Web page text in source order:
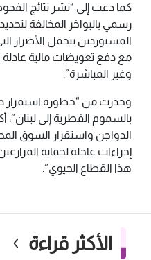
كما دعت إلى “نشر نتائج
رسمي بالبواخر المخالفة
المستوردين بتحمل الأضرار
مع دفع تعويضات مالية
وغير المباشرة”.
وحذرت من “خطورة استمرار
بالسموم الفطرية إلى
الدواجن واستقرار السوق
إجراءات عاجلة لحماية
هذا القطاع الحيوي”.
الأكثر قراءة